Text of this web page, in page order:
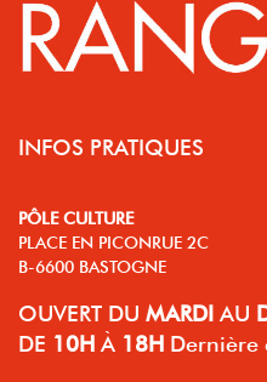
INFOS PRATIQUES
PÔLE CULTURE
PLACE EN PICONRUE 2C
B-6600 BASTOGNE
OUVERT DU MARDI AU
DE 10H À 18H Dernière